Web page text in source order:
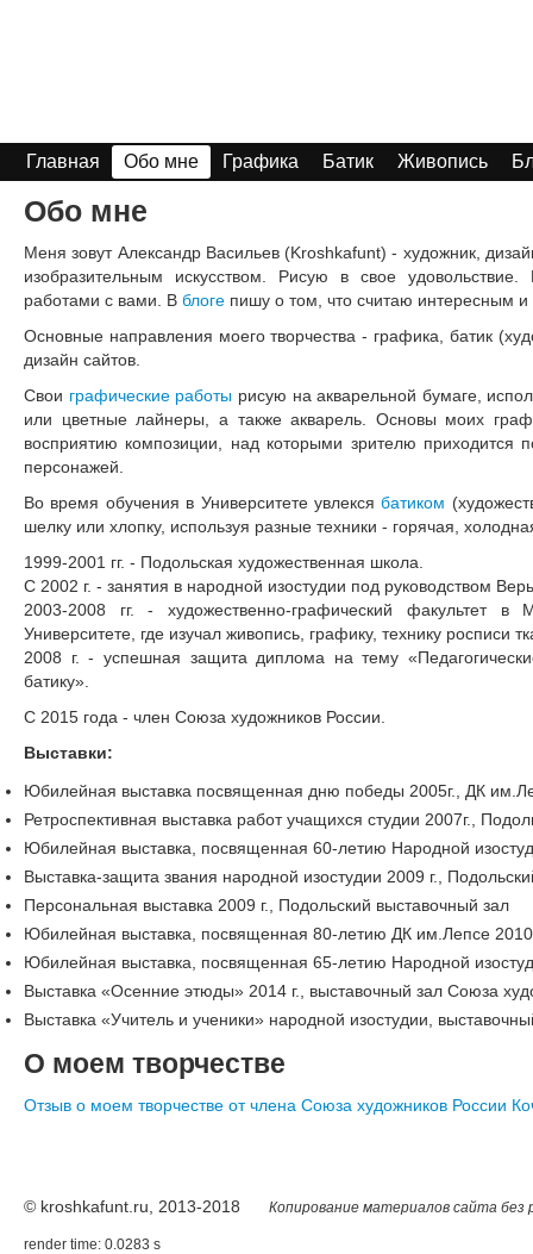
Главная Обо мне Графика Батик Живопись
Обо мне
Меня зовут Александр Васильев (Kroshkafunt) - художник,
изобразительным искусством. Рисую в свое
работами с вами. В блоге пишу о том, что считаю интересным
Основные направления моего творчества - графика, батик
дизайн сайтов.
Свои графические работы рисую на акварельной бумаге,
или цветные лайнеры, а также акварель. Основы моих
восприятию композиции, над которыми зрителю приходится
персонажей.
Во время обучения в Университете увлексябатиком
шелку или хлопку, используя разные техники - горячая,
1999-2001 гг. - Подольская художественная школа.
C 2002 г. - занятия в народной изостудии под руководством
2003-2008 гг. - художественно-графический факультет в
Университете, где изучал живопись, графику, технику росписи
2008 г. - успешная защита диплома на тему
батику».
C 2015 года - член Союза художников России.
Выставки:
Юбилейная выставка посвященная дню победы 2005г., ДК
Ретроспективная выставка работ учащихся студии 2007г.,
Юбилейная выставка, посвященная 60-летию Народной
Выставка-защита звания народной изостудии 2009 г.,
Персональная выставка 2009 г., Подольский выставочный зал
Юбилейная выставка, посвященная 80-летию ДК им.Лепсе 2010
Юбилейная выставка, посвященная 65-летию Народной
Выставка «Осенние этюды» 2014 г., выставочный зал Союза
Выставка «Учитель и ученики» народной изостудии,
О моем творчестве
Отзыв о моем творчестве от члена Союза художников России
© kroshkafunt.ru, 2013-2018 Копирование материалов сайта без
render time: 0.0283 s